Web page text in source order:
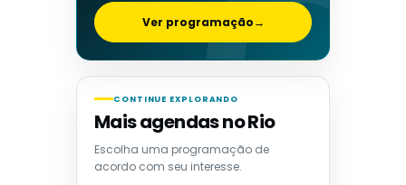
Ver programação→
CONTINUE EXPLORANDO
Mais agendas no Rio
Escolha uma programação de
acordo com seu interesse.